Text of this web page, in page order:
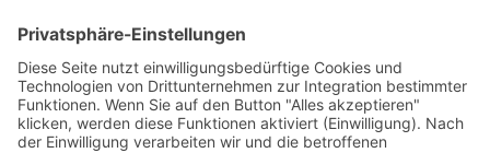
Büro Öffnungszeiten